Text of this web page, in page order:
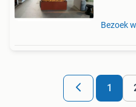
Bezoek
1